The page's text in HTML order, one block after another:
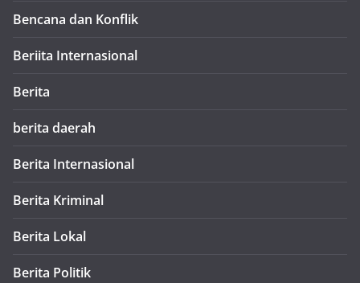
Bencana dan Konflik
Beriita Internasional
Berita
berita daerah
Berita Internasional
Berita Kriminal
Berita Lokal
Berita Politik